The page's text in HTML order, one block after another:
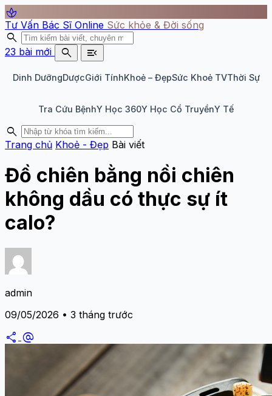
spa
Tư Vấn Bác Sĩ Online Sức khỏe & Đời sống
search
23 bài mới search menu_open
Dinh DưỡngDượcGiới TínhKhoẻ – ĐẹpSức Khoẻ TVThời Sự
Tra Cứu BệnhY Học 360Y Học Cổ TruyềnY Tế
search
Trang chủ Khoẻ - Đẹp Bài viết
Đồ chiên bằng nồi chiên
không dầu có thực sự ít
calo?
admin
09/05/2026 • 3 tháng trước
share alternate_email